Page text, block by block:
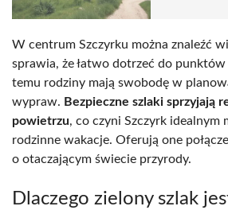
W centrum Szczyrku można znaleźć
sprawia, że łatwo dotrzeć do
temu rodziny mają swobodę w
wypraw. Bezpieczne szlaki sprzyjają
powietrzu, co czyni Szczyrk idealnym
rodzinne wakacje. Oferują one
o otaczającym świecie przyrody.
Dlaczego zielony szlak